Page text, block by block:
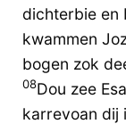
dichterbie en
kwammen
bogen zok
08Dou zee
karrevoan dij